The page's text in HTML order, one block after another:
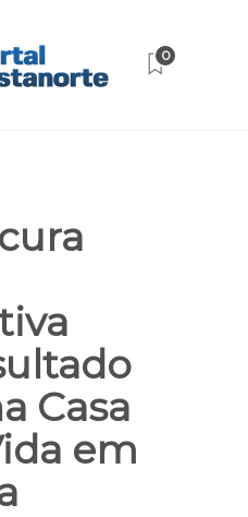
0
Casa
em